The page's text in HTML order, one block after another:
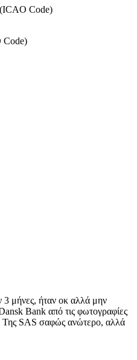
(ICAO Code)
Code)
3 μήνες, ήταν οκ αλλά μην
Bank από τις φωτογραφίες
Της SAS σαφώς ανώτερο, αλλά